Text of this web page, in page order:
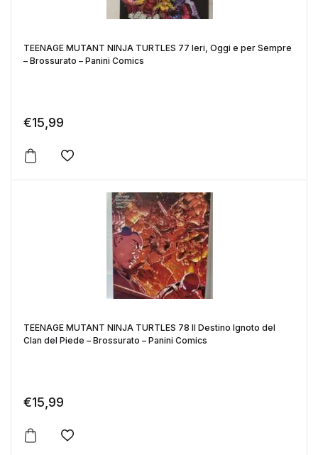
TEENAGE MUTANT NINJA TURTLES 77 Ieri, Oggi e per Sempre
– Brossurato – Panini Comics
€15,99
Aggiungi alla lista dei desideri
TEENAGE MUTANT NINJA TURTLES 78 Il Destino Ignoto del
Clan del Piede – Brossurato – Panini Comics
€15,99
Aggiungi alla lista dei desideri